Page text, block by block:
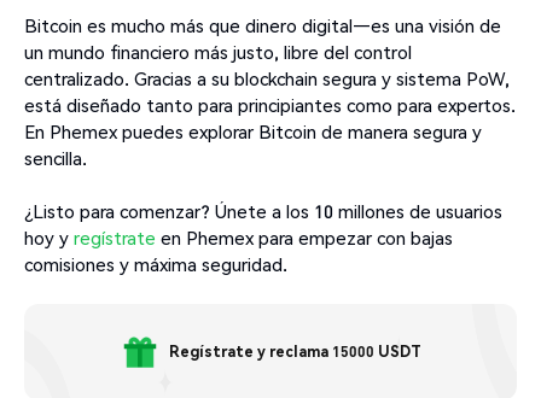
Bitcoin es mucho más que dinero digital—es una visión de
un mundo financiero más justo, libre del control
centralizado. Gracias a su blockchain segura y sistema PoW,
está diseñado tanto para principiantes como para expertos.
En Phemex puedes explorar Bitcoin de manera segura y
sencilla.
¿Listo para comenzar? Únete a los 10 millones de usuarios
hoy y regístrate en Phemex para empezar con bajas
comisiones y máxima seguridad.
Regístrate y reclama 15000 USDT